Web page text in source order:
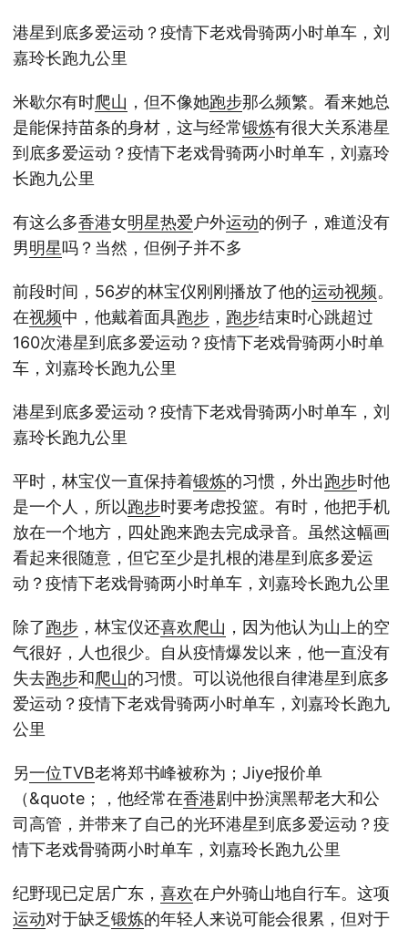
港星到底多爱运动？疫情下老戏骨骑两小时单车，刘
嘉玲长跑九公里
米歇尔有时爬山 ，但不像她跑步那么频繁。看来她总
是能保持苗条的身材，这与经常锻炼有很大关系港星
到底多爱运动？疫情下老戏骨骑两小时单车，刘嘉玲
长跑九公里
有这么多香港女明星热爱户外运动的例子，难道没有
男明星吗？当然，但例子并不多
前段时间，56岁的林宝仪刚刚播放了他的运动视频。
在视频中，他戴着面具跑步 ， 跑步结束时心跳超过
160次港星到底多爱运动？疫情下老戏骨骑两小时单
车，刘嘉玲长跑九公里
港星到底多爱运动？疫情下老戏骨骑两小时单车，刘
嘉玲长跑九公里
平时，林宝仪一直保持着锻炼的习惯，外出跑步时他
是一个人，所以跑步时要考虑投篮。有时，他把手机
放在一个地方，四处跑来跑去完成录音。虽然这幅画
看起来很随意，但它至少是扎根的港星到底多爱运
动？疫情下老戏骨骑两小时单车，刘嘉玲长跑九公里
除了跑步 ，林宝仪还喜欢爬山 ，因为他认为山上的空
气很好，人也很少。自从疫情爆发以来，他一直没有
失去跑步和爬山的习惯。可以说他很自律港星到底多
爱运动？疫情下老戏骨骑两小时单车，刘嘉玲长跑九
公里
另一位TVB老将郑书峰被称为；Jiye报价单
（&quote；，他经常在香港剧中扮演黑帮老大和公
司高管，并带来了自己的光环港星到底多爱运动？疫
情下老戏骨骑两小时单车，刘嘉玲长跑九公里
纪野现已定居广东， 喜欢在户外骑山地自行车。这项
运动对于缺乏锻炼的年轻人来说可能会很累，但对于